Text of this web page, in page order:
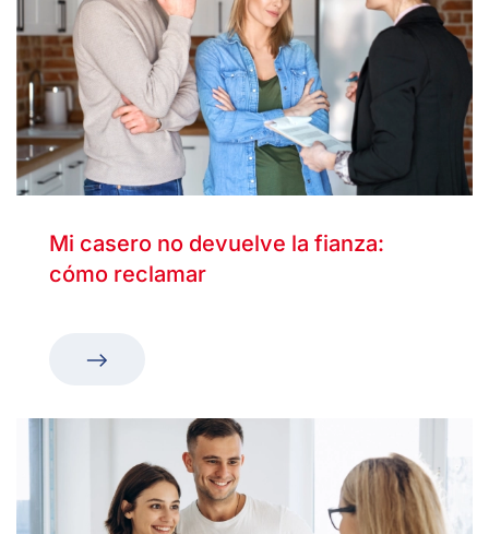
Mi casero no devuelve la fianza:
cómo reclamar